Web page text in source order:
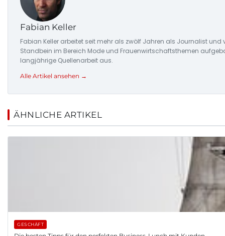
Fabian Keller
Fabian Keller arbeitet seit mehr als zwölf Jahren als Journalist
Standbein im Bereich Mode und Frauenwirtschaftsthemen
langjährige Quellenarbeit aus.
Alle Artikel ansehen →
ÄHNLICHE ARTIKEL
GESCHÄFT